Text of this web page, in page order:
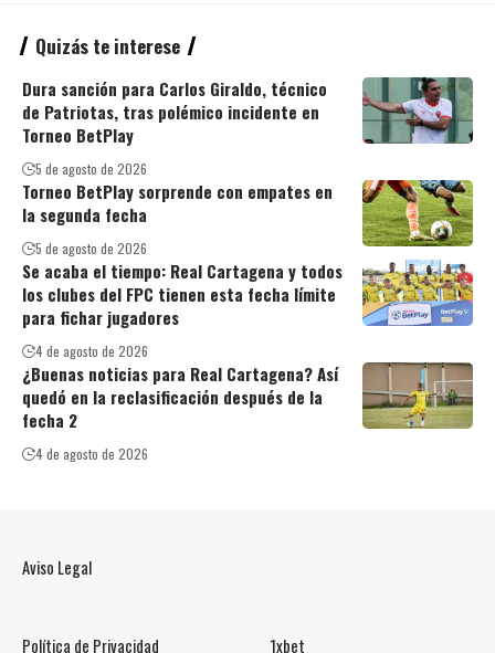
Quizás te interese
Dura sanción para Carlos Giraldo, técnico
de Patriotas, tras polémico incidente en
Torneo BetPlay
5 de agosto de 2026
Torneo BetPlay sorprende con empates en
la segunda fecha
5 de agosto de 2026
Se acaba el tiempo: Real Cartagena y todos
los clubes del FPC tienen esta fecha límite
para fichar jugadores
4 de agosto de 2026
¿Buenas noticias para Real Cartagena? Así
quedó en la reclasificación después de la
fecha 2
4 de agosto de 2026
Aviso Legal
Política de Privacidad 1xbet